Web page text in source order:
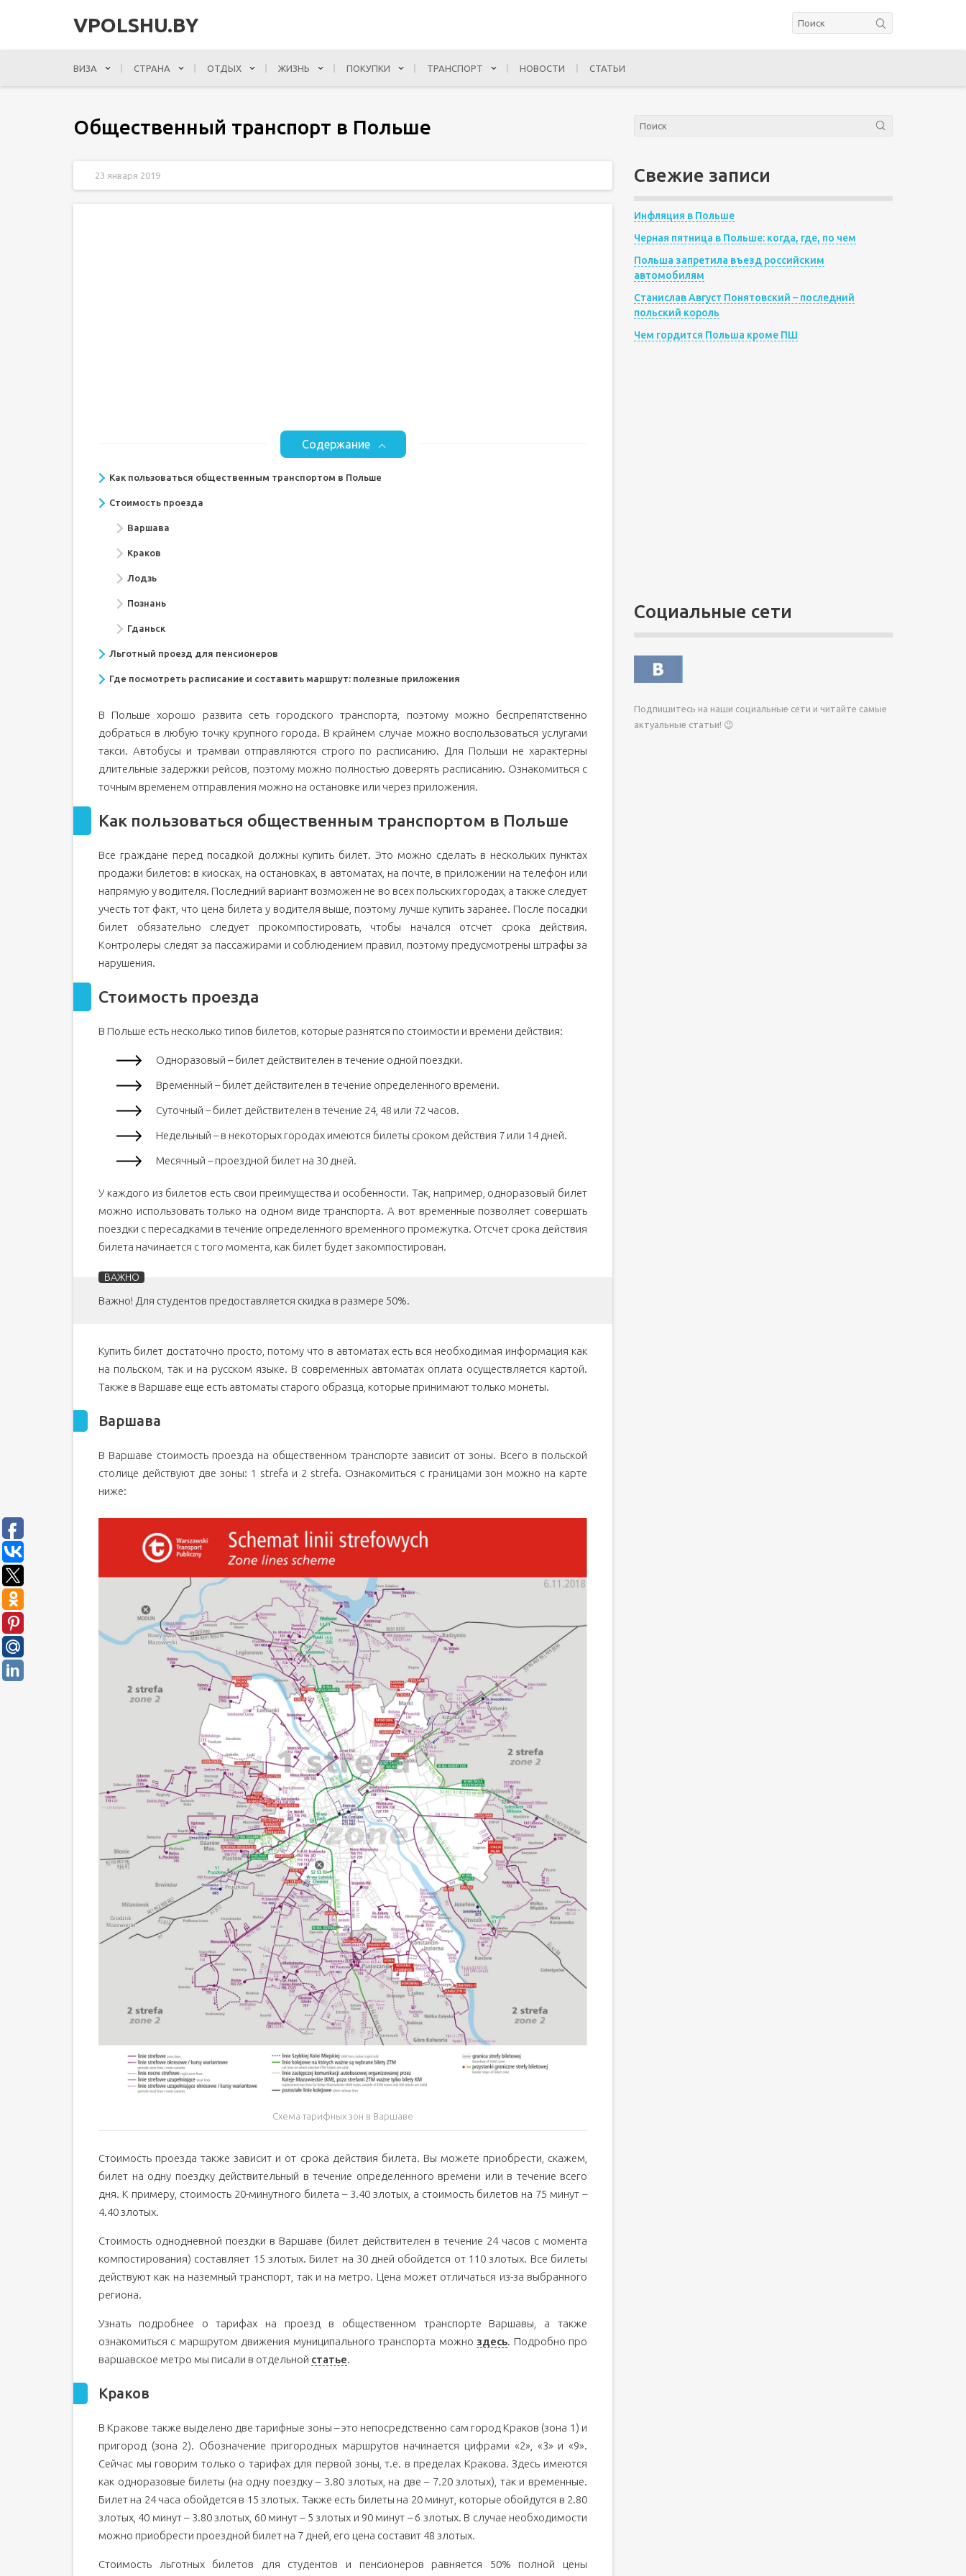
VPOLSHU.BY
ВИЗА СТРАНА ОТДЫХ ЖИЗНЬ ПОКУПКИ ТРАНСПОРТ НОВОСТИ СТАТЬИ
Общественный транспорт в Польше
23 января 2019
Содержание
Как пользоваться общественным транспортом в Польше
Стоимость проезда
Варшава
Краков
Лодзь
Познань
Гданьск
Льготный проезд для пенсионеров
Где посмотреть расписание и составить маршрут: полезные приложения
В Польше хорошо развита сеть городского транспорта, поэтому можно беспрепятственно
добраться в любую точку крупного города. В крайнем случае можно воспользоваться услугами
такси. Автобусы и трамваи отправляются строго по расписанию. Для Польши не характерны
длительные задержки рейсов, поэтому можно полностью доверять расписанию. Ознакомиться с
точным временем отправления можно на остановке или через приложения.
Как пользоваться общественным транспортом в Польше
Все граждане перед посадкой должны купить билет. Это можно сделать в нескольких пунктах
продажи билетов: в киосках, на остановках, в автоматах, на почте, в приложении на телефон или
напрямую у водителя. Последний вариант возможен не во всех польских городах, а также следует
учесть тот факт, что цена билета у водителя выше, поэтому лучше купить заранее. После посадки
билет обязательно следует прокомпостировать, чтобы начался отсчет срока действия.
Контролеры следят за пассажирами и соблюдением правил, поэтому предусмотрены штрафы за
нарушения.
Стоимость проезда
В Польше есть несколько типов билетов, которые разнятся по стоимости и времени действия:
Одноразовый – билет действителен в течение одной поездки.
Временный – билет действителен в течение определенного времени.
Суточный – билет действителен в течение 24, 48 или 72 часов.
Недельный – в некоторых городах имеются билеты сроком действия 7 или 14 дней.
Месячный – проездной билет на 30 дней.
У каждого из билетов есть свои преимущества и особенности. Так, например, одноразовый билет
можно использовать только на одном виде транспорта. А вот временные позволяет совершать
поездки с пересадками в течение определенного временного промежутка. Отсчет срока действия
билета начинается с того момента, как билет будет закомпостирован.
Важно! Для студентов предоставляется скидка в размере 50%.
Купить билет достаточно просто, потому что в автоматах есть вся необходимая информация как
на польском, так и на русском языке. В современных автоматах оплата осуществляется картой.
Также в Варшаве еще есть автоматы старого образца, которые принимают только монеты.
Варшава
В Варшаве стоимость проезда на общественном транспорте зависит от зоны. Всего в польской
столице действуют две зоны: 1 strefa и 2 strefa. Ознакомиться с границами зон можно на карте
ниже:
Схема тарифных зон в Варшаве
Стоимость проезда также зависит и от срока действия билета. Вы можете приобрести, скажем,
билет на одну поездку действительный в течение определенного времени или в течение всего
дня. К примеру, стоимость 20-минутного билета – 3.40 злотых, а стоимость билетов на 75 минут –
4.40 злотых.
Стоимость однодневной поездки в Варшаве (билет действителен в течение 24 часов с момента
компостирования) составляет 15 злотых. Билет на 30 дней обойдется от 110 злотых. Все билеты
действуют как на наземный транспорт, так и на метро. Цена может отличаться из-за выбранного
региона.
Узнать подробнее о тарифах на проезд в общественном транспорте Варшавы, а также
ознакомиться с маршрутом движения муниципального транспорта можно здесь. Подробно про
варшавское метро мы писали в отдельной статье.
Краков
В Кракове также выделено две тарифные зоны – это непосредственно сам город Краков (зона 1) и
пригород (зона 2). Обозначение пригородных маршрутов начинается цифрами «2», «3» и «9».
Сейчас мы говорим только о тарифах для первой зоны, т.е. в пределах Кракова. Здесь имеются
как одноразовые билеты (на одну поездку – 3.80 злотых, на две – 7.20 злотых), так и временные.
Билет на 24 часа обойдется в 15 злотых. Также есть билеты на 20 минут, которые обойдутся в 2.80
злотых, 40 минут – 3.80 злотых, 60 минут – 5 злотых и 90 минут – 6 злотых. В случае необходимости
можно приобрести проездной билет на 7 дней, его цена составит 48 злотых.
Стоимость льготных билетов для студентов и пенсионеров равняется 50% полной цены
Свежие записи
Инфляция в Польше
Черная пятница в Польше: когда, где, по чем
Польша запретила въезд российским
автомобилям
Станислав Август Понятовский – последний
польский король
Чем гордится Польша кроме ПШ
Социальные сети
Подпишитесь на наши социальные сети и читайте самые
актуальные статьи! 😉